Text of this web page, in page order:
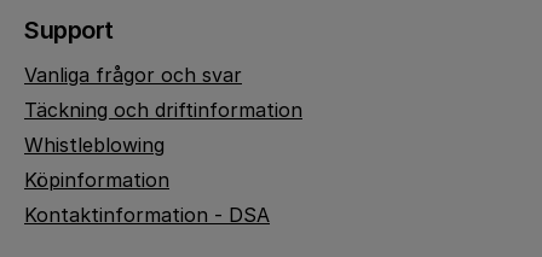
Support
Vanliga frågor och svar
Täckning och driftinformation
Whistleblowing
Köpinformation
Kontaktinformation - DSA